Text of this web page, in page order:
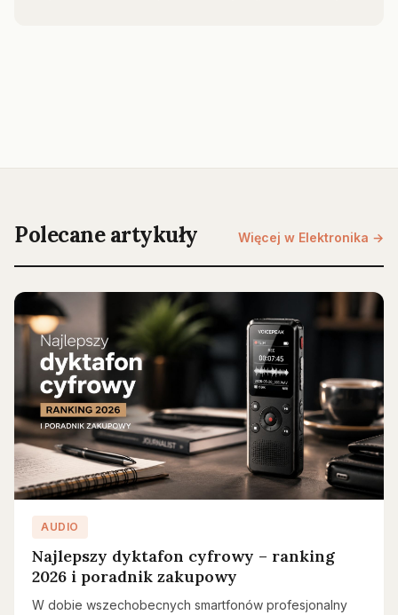
Polecane artykuły Więcej w Elektronika →
AUDIO
Najlepszy dyktafon cyfrowy – ranking
2026 i poradnik zakupowy
W dobie wszechobecnych smartfonów profesjonalny